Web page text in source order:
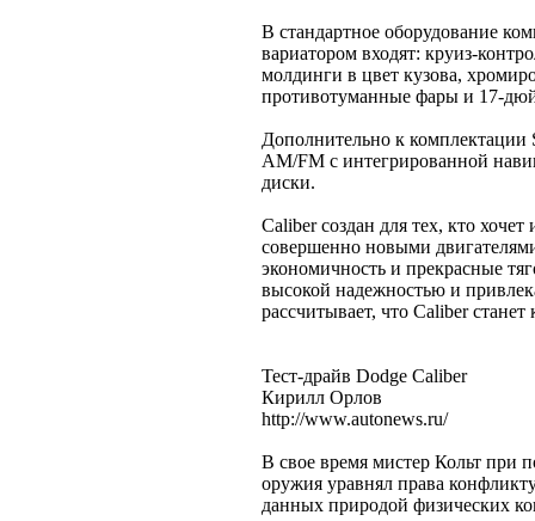
В стандартное оборудование
вариатором входят: круиз-
молдинги в цвет кузова,
противотуманные фары и 17-
Дополнительно к комплектации
AM/FM с интегрированной
диски.
Caliber создан для тех, кто
совершенно новыми
экономичность и прекрасные
высокой надежностью и
рассчитывает, что Caliber
Тест-драйв Dodge Caliber
Кирилл Орлов
http://www.autonews.ru/
В свое время мистер Кольт при
оружия уравнял права
данных природой физических